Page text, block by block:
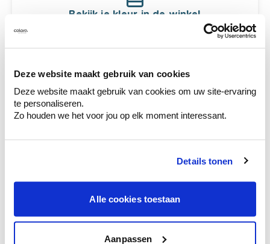
Deze website maakt gebruik van cookies
Deze website maakt gebruik van cookies om uw site-ervaring
te personaliseren.
Zo houden we het voor jou op elk moment interessant.
Details tonen
Alle cookies toestaan
Aanpassen
Bekijk je kleur in de winkel
Ontdek er kleurechte stalen van je
te verfijnen.
Krijg persoonlijk advies om kleuren te
combineren.
Krijg kleuradvies op basis van de lichtinval
en je meubels.